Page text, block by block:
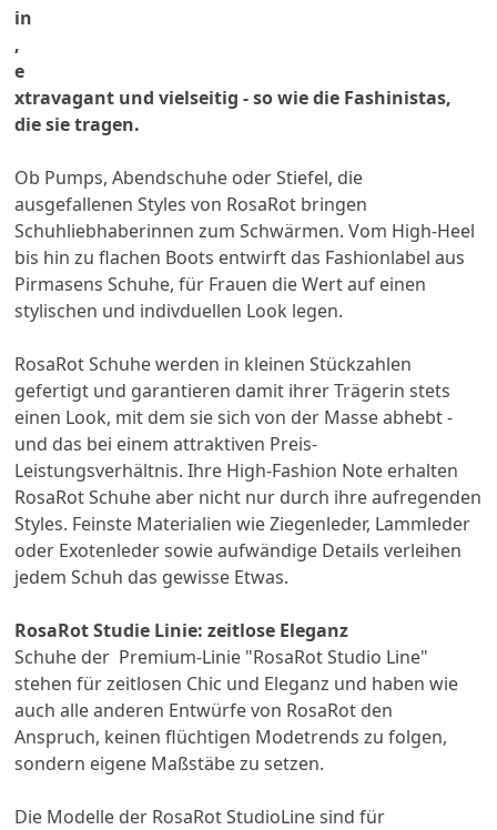
in
,
e
xtravagant und vielseitig - so wie die Fashinistas,
die sie tragen.
Ob Pumps, Abendschuhe oder Stiefel, die
ausgefallenen Styles von RosaRot bringen
Schuhliebhaberinnen zum Schwärmen. Vom High-Heel
bis hin zu flachen Boots entwirft das Fashionlabel aus
Pirmasens Schuhe, für Frauen die Wert auf einen
stylischen und indivduellen Look legen.
RosaRot Schuhe werden in kleinen Stückzahlen
gefertigt und garantieren damit ihrer Trägerin stets
einen Look, mit dem sie sich von der Masse abhebt -
und das bei einem attraktiven Preis-
Leistungsverhältnis. Ihre High-Fashion Note erhalten
RosaRot Schuhe aber nicht nur durch ihre aufregenden
Styles. Feinste Materialien wie Ziegenleder, Lammleder
oder Exotenleder sowie aufwändige Details verleihen
jedem Schuh das gewisse Etwas.
RosaRot Studie Linie: zeitlose Eleganz
Schuhe der Premium-Linie "RosaRot Studio Line"
stehen für zeitlosen Chic und Eleganz und haben wie
auch alle anderen Entwürfe von RosaRot den
Anspruch, keinen flüchtigen Modetrends zu folgen,
sondern eigene Maßstäbe zu setzen.
Die Modelle der RosaRot StudioLine sind für